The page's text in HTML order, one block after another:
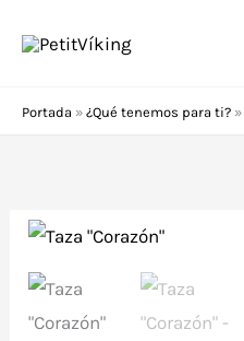
Portada » ¿Qué tenemos para ti? »